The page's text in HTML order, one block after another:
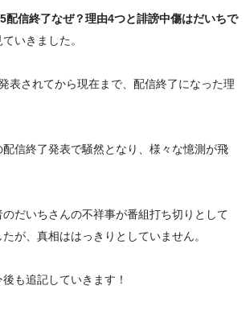
配信終了なぜ？理由4つと誹謗中傷はだいちで
いきました。
表されてから現在まで、 配信終了になった理
信終了発表で騒然となり、様々な憶測が飛
だいちさんの不祥事が番組打ち切りとして
が、真相ははっきりとしていません。
も追記していきます！